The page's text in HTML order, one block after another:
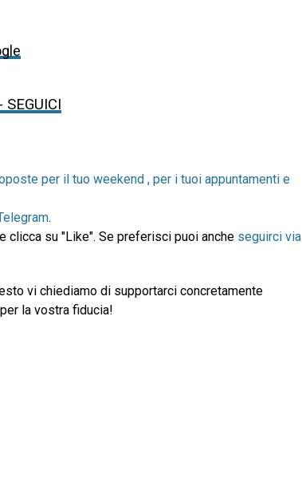
- SEGUICI
per il tuo weekend , per i tuoi appuntamenti e
.
e clicca su "Like". Se preferisci puoi anche seguirci via
vi chiediamo di supportarci concretamente
la vostra fiducia!